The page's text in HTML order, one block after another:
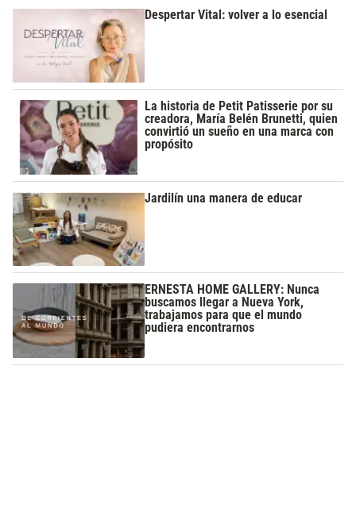
Despertar Vital: volver a lo esencial
La historia de Petit Patisserie por su
creadora, María Belén Brunetti, quien
convirtió un sueño en una marca con
propósito
Jardilín una manera de educar
ERNESTA HOME GALLERY: Nunca
buscamos llegar a Nueva York,
trabajamos para que el mundo
pudiera encontrarnos